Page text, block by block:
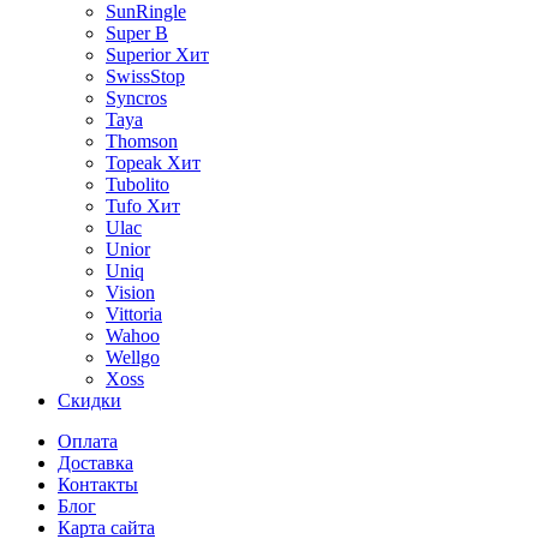
SunRingle
Super B
Superior Хит
SwissStop
Syncros
Taya
Thomson
Topeak Хит
Tubolito
Tufo Хит
Ulac
Unior
Uniq
Vision
Vittoria
Wahoo
Wellgo
Xoss
Скидки
Оплата
Доставка
Контакты
Блог
Карта сайта